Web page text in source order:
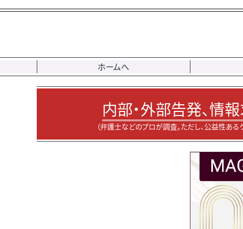
ホームへ
内部・外部告発、情報
（弁護士などのプロが調査。ただし、公益性ある